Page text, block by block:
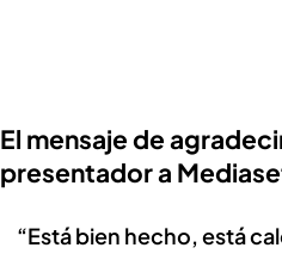
El mensaje de
presentador a
“Está bien hecho, está